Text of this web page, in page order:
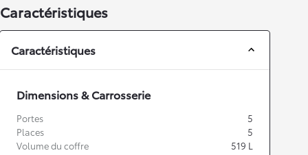
Caractéristiques
Caractéristiques
Dimensions & Carrosserie
Portes
5
Places
5
Volume du coffre
519 L